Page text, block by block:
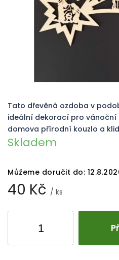
40 Kč / ks
Skladem
Můžeme doručit do:
Tato dřevěná ozdoba v
ideální dekorací pro vánoční
domova přírodní kouzlo a